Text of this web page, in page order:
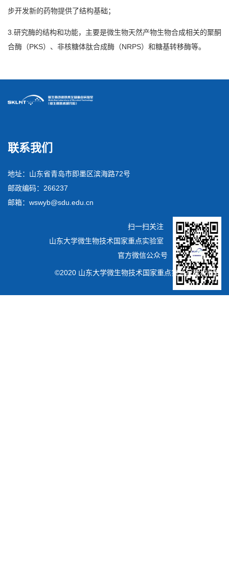
步开发新的药物提供了结构基础；
3.研究酶的结构和功能，主要是微生物天然产物生物合成相关的聚酮
合酶（PKS）、非核糖体肽合成酶（NRPS）和糖基转移酶等。
联系我们
地址：山东省青岛市即墨区滨海路72号
邮政编码：266237
邮箱：wswyb@sdu.edu.cn
扫一扫关注
山东大学微生物技术国家重点实验室
官方微信公众号
©2020 山东大学微生物技术国家重点实验室版权所有